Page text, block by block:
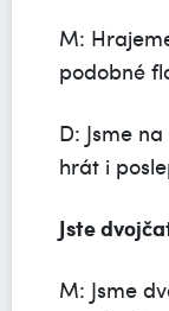
M:
podobné
D: Jsme
hrát i
Jste
M: Jsme